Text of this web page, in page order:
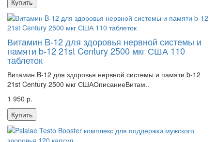
Купить
Витамин B-12 для здоровья нервной системы и
памяти b-12 21st Century 2500 мкг США 110
таблеток
Витамин B-12 для здоровья нервной системы и памяти b-12
21st Century 2500 мкг СШАОписаниеВитам..
1 950 р.
Купить